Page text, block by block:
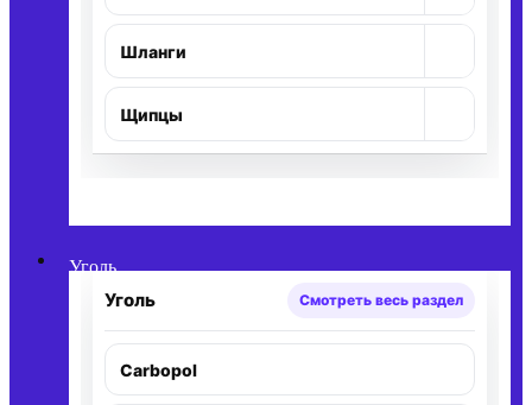
Шланги
Щипцы
Уголь
Уголь Смотреть весь раздел
Carbopol